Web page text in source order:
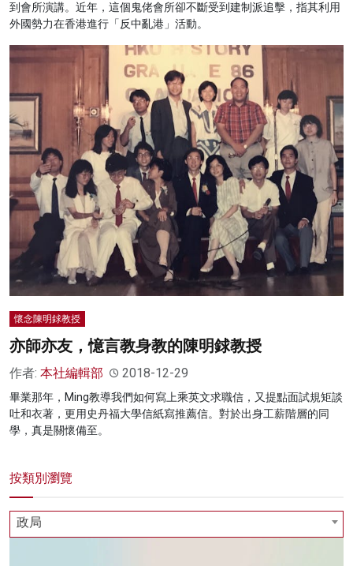
到會所演講。近年，這個鬼佬會所卻不斷受到建制派追擊，指其利用
外國勢力在香港進行「反中亂港」活動。
懷念陳明銶教授
亦師亦友，憶言教身教的陳明銶教授
作者: 本社編輯部 2018-12-29
畢業那年，Ming教導我們如何寫上乘英文求職信，又提點面試規矩談
吐和衣著，更用史丹福大學信紙寫推薦信。對於出身工薪階層的同
學，真是關懷備至。
按類別瀏覽
政局